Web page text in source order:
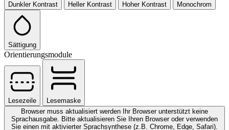
Dunkler Kontrast Heller Kontrast Hoher Kontrast Monochrom
Sättigung
Orientierungsmodule
Lesezeile
Lesemaske
Browser muss aktualisiert werden
Ihr Browser unterstützt keine
Sprachausgabe. Bitte aktualisieren Sie Ihren Browser oder verwenden
Sie einen mit aktivierter Sprachsynthese (z.B. Chrome, Edge, Safari).